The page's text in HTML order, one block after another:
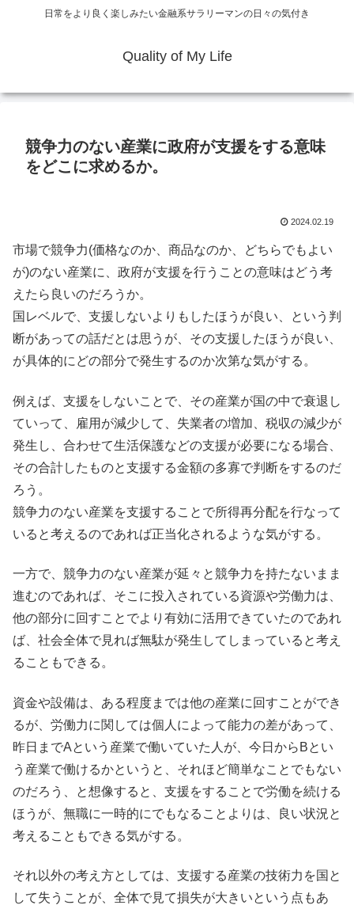
日常をより良く楽しみたい金融系サラリーマンの日々の気付き
Quality of My Life
競争力のない産業に政府が支援をする意味
をどこに求めるか。
2024.02.19
市場で競争力(価格なのか、商品なのか、どちらでもよい
が)のない産業に、政府が支援を行うことの意味はどう考
えたら良いのだろうか。
国レベルで、支援しないよりもしたほうが良い、という判
断があっての話だとは思うが、その支援したほうが良い、
が具体的にどの部分で発生するのか次第な気がする。
例えば、支援をしないことで、その産業が国の中で衰退し
ていって、雇用が減少して、失業者の増加、税収の減少が
発生し、合わせて生活保護などの支援が必要になる場合、
その合計したものと支援する金額の多寡で判断をするのだ
ろう。
競争力のない産業を支援することで所得再分配を行なって
いると考えるのであれば正当化されるような気がする。
一方で、競争力のない産業が延々と競争力を持たないまま
進むのであれば、そこに投入されている資源や労働力は、
他の部分に回すことでより有効に活用できていたのであれ
ば、社会全体で見れば無駄が発生してしまっていると考え
ることもできる。
資金や設備は、ある程度までは他の産業に回すことができ
るが、労働力に関しては個人によって能力の差があって、
昨日までAという産業で働いていた人が、今日からBとい
う産業で働けるかというと、それほど簡単なことでもない
のだろう、と想像すると、支援をすることで労働を続ける
ほうが、無職に一時的にでもなることよりは、良い状況と
考えることもできる気がする。
それ以外の考え方としては、支援する産業の技術力を国と
して失うことが、全体で見て損失が大きいという点もあ